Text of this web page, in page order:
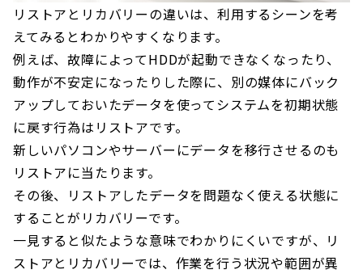
リストアとリカバリーの違いは、利用するシーンを考
えてみるとわかりやすくなります。
例えば、故障によってHDDが起動できなくなったり、
動作が不安定になったりした際に、別の媒体にバック
アップしておいたデータを使ってシステムを初期状態
に戻す行為はリストアです。
新しいパソコンやサーバーにデータを移行させるのも
リストアに当たります。
その後、リストアしたデータを問題なく使える状態に
することがリカバリーです。
一見すると似たような意味でわかりにくいですが、リ
ストアとリカバリーでは、作業を行う状況や範囲が異